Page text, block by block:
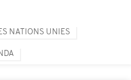
NATIONS UNIES